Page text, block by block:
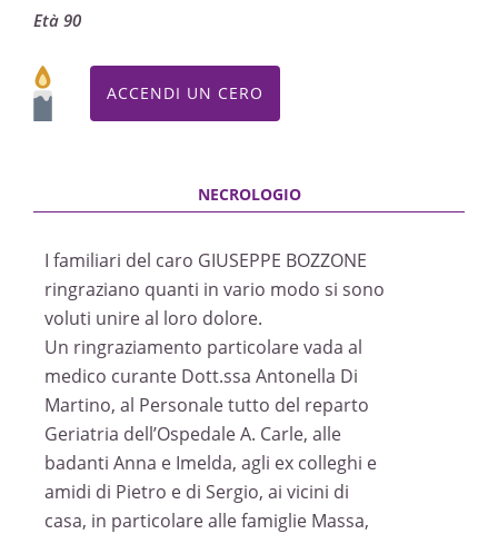
Età 90
ACCENDI UN CERO
I familiari del caro GIUSEPPE BOZZONE
ringraziano quanti in vario modo si sono
voluti unire al loro dolore.
Un ringraziamento particolare vada al
medico curante Dott.ssa Antonella Di
Martino, al Personale tutto del reparto
Geriatria dell’Ospedale A. Carle, alle
badanti Anna e Imelda, agli ex colleghi e
amidi di Pietro e di Sergio, ai vicini di
casa, in particolare alle famiglie Massa,